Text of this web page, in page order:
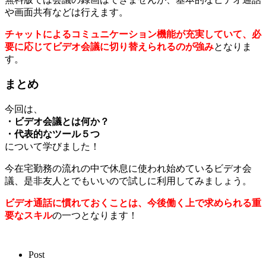
や画面共有などは行えます。
チャットによるコミュニケーション機能が充実していて、必
要に応じてビデオ会議に切り替えられるのが強みとなりま
す。
まとめ
今回は、
・ビデオ会議とは何か？
・代表的なツール５つ
について学びました！
今在宅勤務の流れの中で休息に使われ始めているビデオ会
議、是非友人とでもいいので試しに利用してみましょう。
ビデオ通話に慣れておくことは、今後働く上で求められる重
要なスキルの一つとなります！
Post